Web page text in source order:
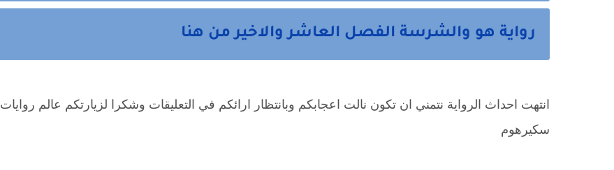
رواية هو والشرسة الفصل العاشر والاخير من هنا
انتهت احداث الرواية نتمني ان تكون نالت اعجابكم وبانتظار ارائكم في التعليقات وشكرا لزيارتكم عالم روايات
سكيرهوم